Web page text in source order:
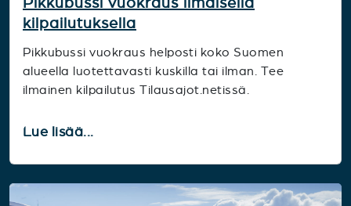
kilpailutuksella
Pikkubussi vuokraus helposti koko Suomen
alueella luotettavasti kuskilla tai ilman. Tee
ilmainen kilpailutus Tilausajot.netissä.
Lue lisää...